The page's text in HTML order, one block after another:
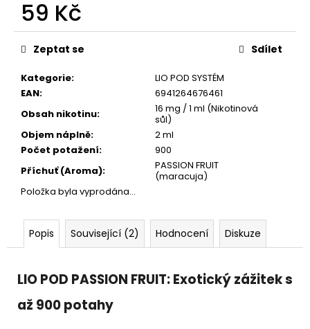
59 Kč
Měrná
cena:
Kategorie:
LIO POD SYSTÉM
EAN:
6941264676461
Obsah nikotinu:
16 mg / 1 ml (Nikotinová
sůl)
Objem náplně:
2 ml
Počet potažení:
900
Příchuť (Aroma):
PASSION FRUIT
(maracuja)
Položka byla vyprodána…
Zeptat se Sdílet
Popis Související (2) Hodnocení Diskuze
LIO POD PASSION FRUIT: Exotický zážitek s
až 900 potahy
m
POD
PASSION
FRUIT
59
Původně:
99